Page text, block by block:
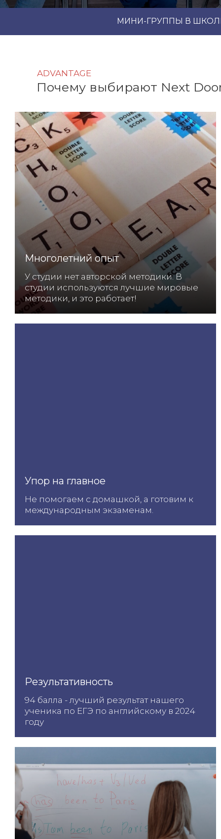
МИНИ-ГРУППЫ В
Почему выбирают Next
ADVANTAGE
Многолетний опыт
У студии нет авторской методики. В
студии используются лучшие мировые
методики, и это работает!
Упор на главное
Не помогаем с домашкой, а готовим к
международным экзаменам.
Результативность
94 балла - лучший результат нашего
ученика по ЕГЭ по английскому в 2024
году